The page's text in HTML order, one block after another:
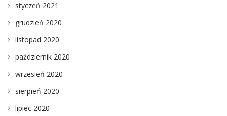
styczeń 2021
grudzień 2020
listopad 2020
październik 2020
wrzesień 2020
sierpień 2020
lipiec 2020